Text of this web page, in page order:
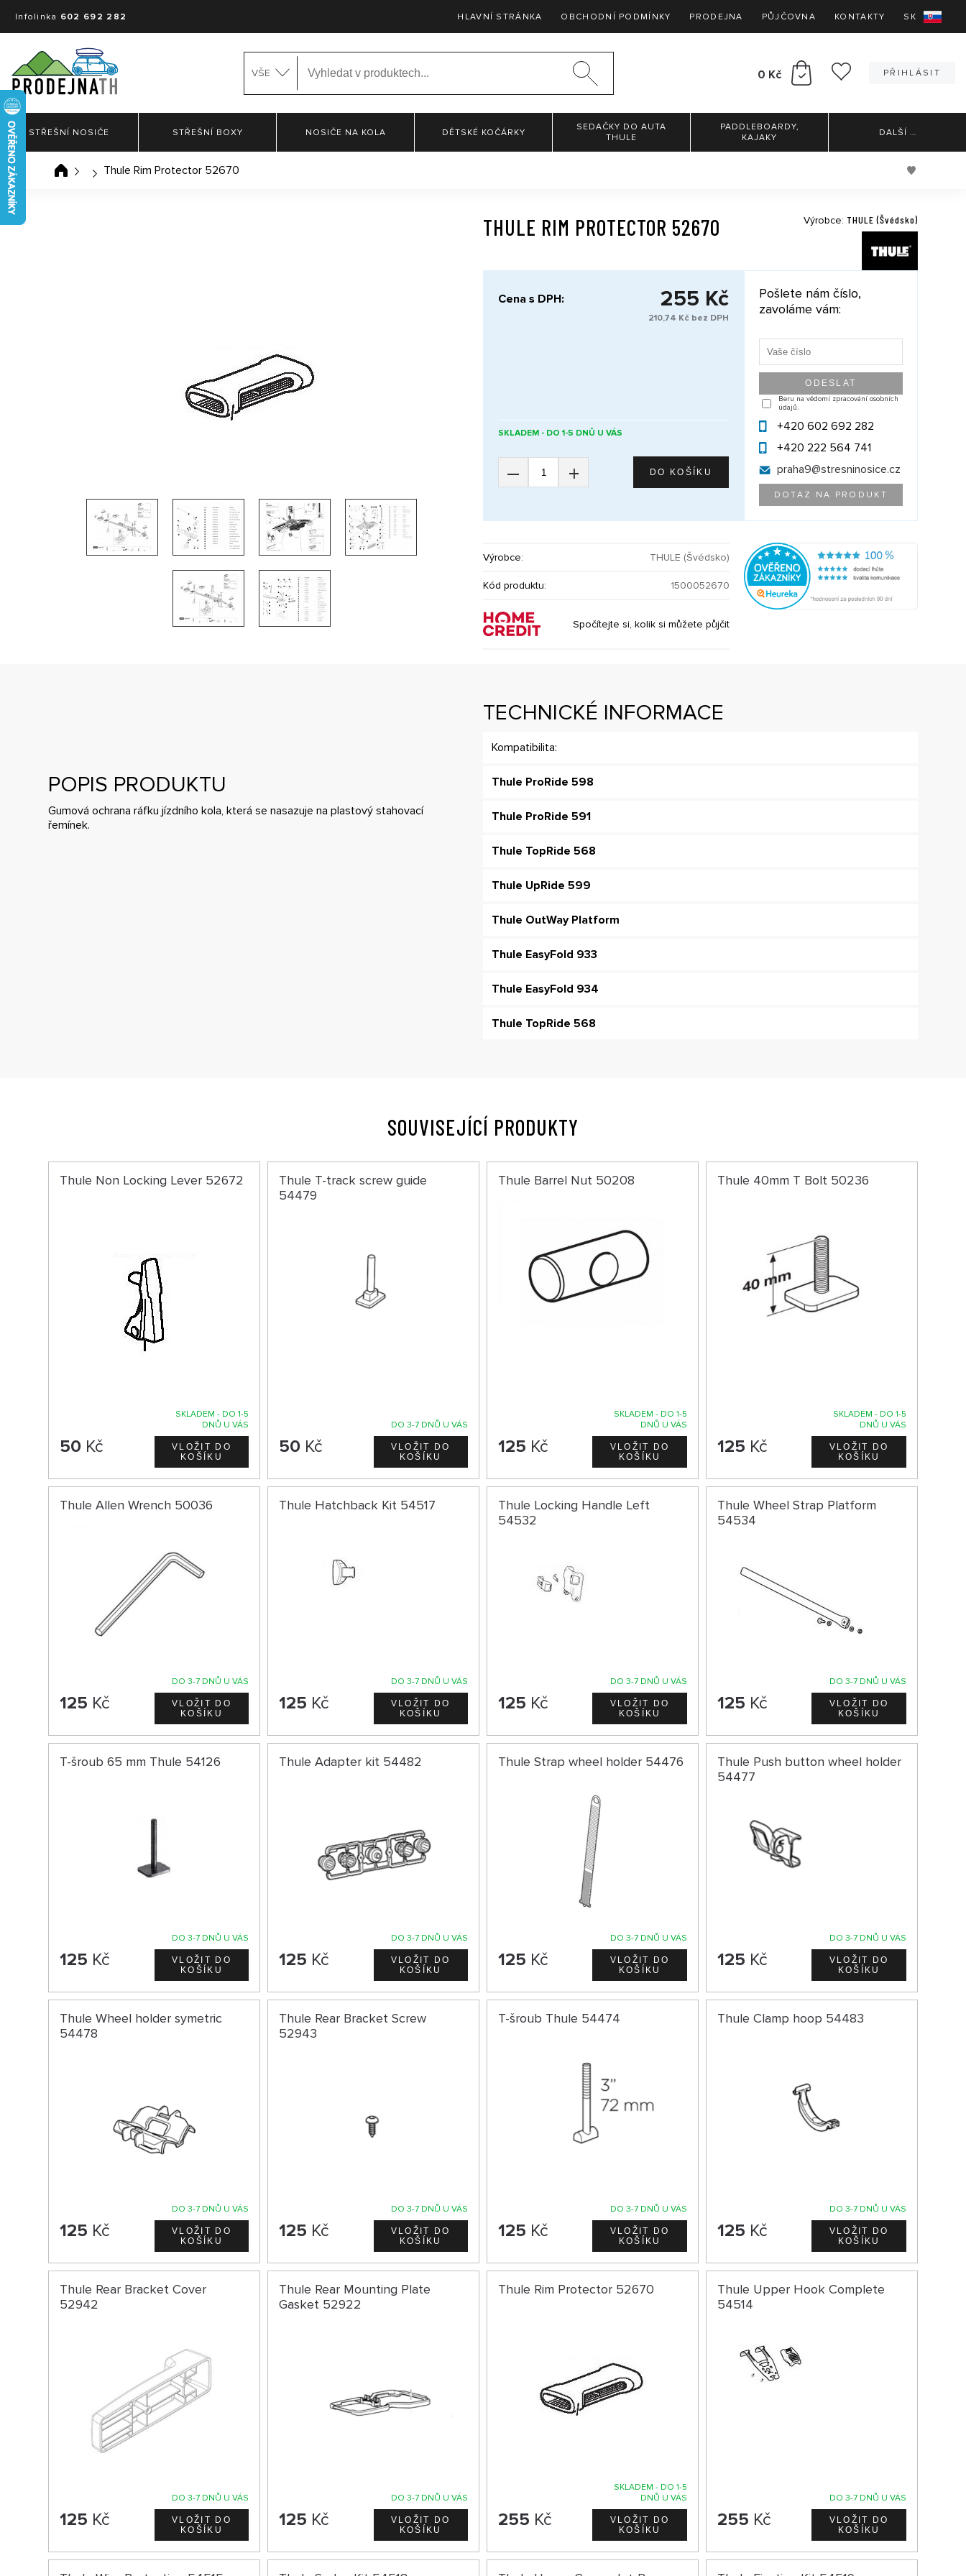
Infolinka 602 692 282 HLAVNÍ STRÁNKA OBCHODNÍ PODMÍNKY PRODEJNA PŮJČOVNA KONTAKTY SK
VŠE 0 Kč PŘIHLÁSIT
STŘEŠNÍ NOSIČE STŘEŠNÍ BOXY NOSIČE NA KOLA DĚTSKÉ KOČÁRKY
SEDAČKY DO AUTA
THULE
PADDLEBOARDY,
KAJAKY
DALŠÍ …
Thule Rim Protector 52670
THULE RIM PROTECTOR 52670 Výrobce: THULE (Švédsko)
Cena s DPH: 255 Kč
210,74 Kč bez DPH
SKLADEM - DO 1-5 DNŮ U VÁS
– +
Pošlete nám číslo,
zavoláme vám:
Beru na vědomí zpracování osobních
údajů.
+420 602 692 282
+420 222 564 741
praha9@stresninosice.cz
DOTAZ NA PRODUKT
Výrobce: THULE (Švédsko)
Kód produktu: 1500052670
Spočítejte si, kolik si můžete půjčit
POPIS PRODUKTU
Gumová ochrana ráfku jízdního kola, která se nasazuje na plastový stahovací
řemínek.
TECHNICKÉ INFORMACE
Kompatibilita:
Thule ProRide 598
Thule ProRide 591
Thule TopRide 568
Thule UpRide 599
Thule OutWay Platform
Thule EasyFold 933
Thule EasyFold 934
Thule TopRide 568
SOUVISEJÍCÍ PRODUKTY
Thule Non Locking Lever 52672
SKLADEM - DO 1-5
DNŮ U VÁS
50 Kč
Thule T-track screw guide
54479
DO 3-7 DNŮ U VÁS
50 Kč
Thule Barrel Nut 50208
SKLADEM - DO 1-5
DNŮ U VÁS
125 Kč
Thule 40mm T Bolt 50236
SKLADEM - DO 1-5
DNŮ U VÁS
125 Kč
Thule Allen Wrench 50036
DO 3-7 DNŮ U VÁS
125 Kč
Thule Hatchback Kit 54517
DO 3-7 DNŮ U VÁS
125 Kč
Thule Locking Handle Left
54532
DO 3-7 DNŮ U VÁS
125 Kč
Thule Wheel Strap Platform
54534
DO 3-7 DNŮ U VÁS
125 Kč
T-šroub 65 mm Thule 54126
DO 3-7 DNŮ U VÁS
125 Kč
Thule Adapter kit 54482
DO 3-7 DNŮ U VÁS
125 Kč
Thule Strap wheel holder 54476
DO 3-7 DNŮ U VÁS
125 Kč
Thule Push button wheel holder
54477
DO 3-7 DNŮ U VÁS
125 Kč
Thule Wheel holder symetric
54478
DO 3-7 DNŮ U VÁS
125 Kč
Thule Rear Bracket Screw
52943
DO 3-7 DNŮ U VÁS
125 Kč
T-šroub Thule 54474
DO 3-7 DNŮ U VÁS
125 Kč
Thule Clamp hoop 54483
DO 3-7 DNŮ U VÁS
125 Kč
Thule Rear Bracket Cover
52942
DO 3-7 DNŮ U VÁS
125 Kč
Thule Rear Mounting Plate
Gasket 52922
DO 3-7 DNŮ U VÁS
125 Kč
Thule Rim Protector 52670
SKLADEM - DO 1-5
DNŮ U VÁS
255 Kč
Thule Upper Hook Complete
54514
DO 3-7 DNŮ U VÁS
255 Kč